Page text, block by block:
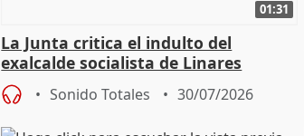
01:31
La Junta critica el indulto del
exalcalde socialista de Linares
"condenado por corrupción"
Sonido Totales 30/07/2026